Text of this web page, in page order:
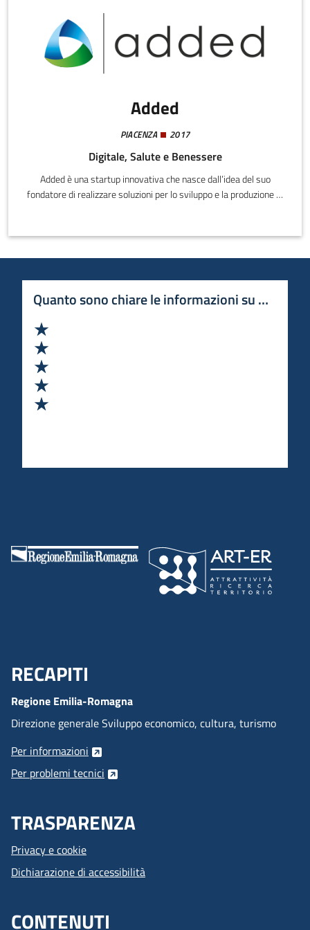
Added
PIACENZA 2017
Digitale, Salute e Benessere
Added è una startup innovativa che nasce dall’idea del suo
fondatore di realizzare soluzioni per lo sviluppo e la produzione di
l'industria per la progettazione e la realizzazione di componenti
realizzati tramite additive manufacturing. Le principali attività di
Quanto sono chiare le informazioni su questa
Menu Footer
RECAPITI
Regione Emilia-Romagna
Direzione generale Sviluppo economico, cultura, turismo
Per informazioni
Per problemi tecnici
TRASPARENZA
Privacy e cookie
Dichiarazione di accessibilità
CONTENUTI